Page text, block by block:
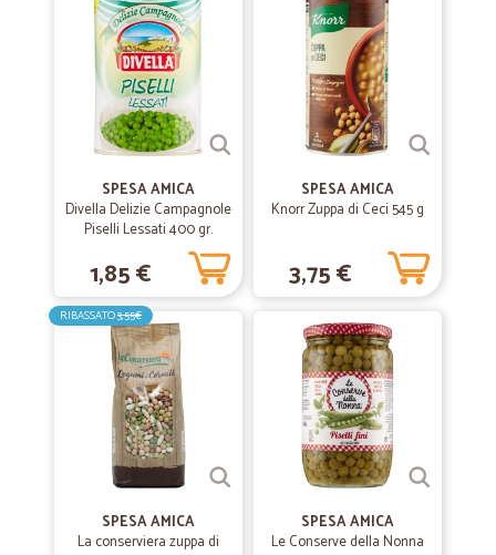
Sono stata soddisfatta dalla spedizione la loro competenza e
alimenti arrivati a casa senza problemi ottimo per tutto
—Anna maria D.
Tempi rapidi e consegna perfetta !
27/07/2020
Santino L.
ottimo profilo per acquisto sicuro
ottimo profilo per acquisto sicuro
—Clara V.
Consegna veloce
Consegna veloce
—Urban B.
SPESA AMICA
Divella Delizie Campagnole
Piselli Lessati 400 gr.
1,85 €
SPESA AMICA
Knorr Zuppa di Ceci 545 g
3,75 €
RIBASSATO3,55€
SPESA AMICA
La conserviera zuppa di
SPESA AMICA
Le Conserve della Nonna